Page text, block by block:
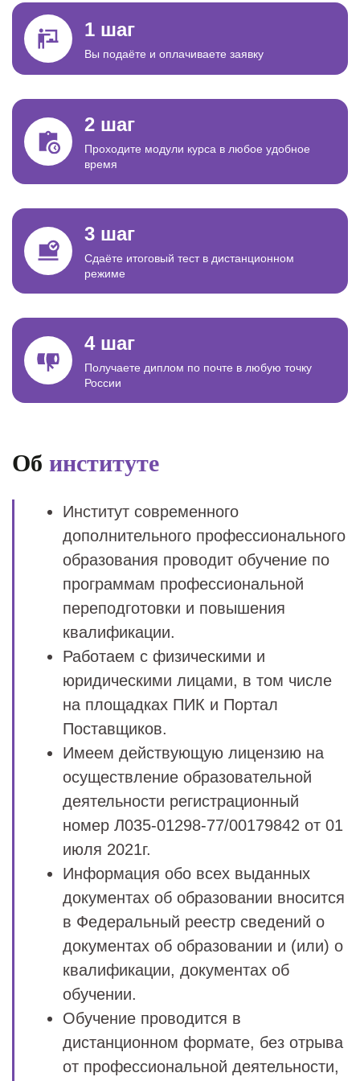
1 шаг
Вы подаёте и оплачиваете заявку
2 шаг
Проходите модули курса в любое удобное
время
3 шаг
Сдаёте итоговый тест в дистанционном
режиме
4 шаг
Получаете диплом по почте в любую точку
России
Об институте
Институт современного
дополнительного профессионального
образования проводит обучение по
программам профессиональной
переподготовки и повышения
квалификации.
Работаем с физическими и
юридическими лицами, в том числе
на площадках ПИК и Портал
Поставщиков.
Имеем действующую лицензию на
осуществление образовательной
деятельности регистрационный
номер Л035-01298-77/00179842 от 01
июля 2021г.
Информация обо всех выданных
документах об образовании вносится
в Федеральный реестр сведений о
документах об образовании и (или) о
квалификации, документах об
обучении.
Обучение проводится в
дистанционном формате, без отрыва
от профессиональной деятельности,